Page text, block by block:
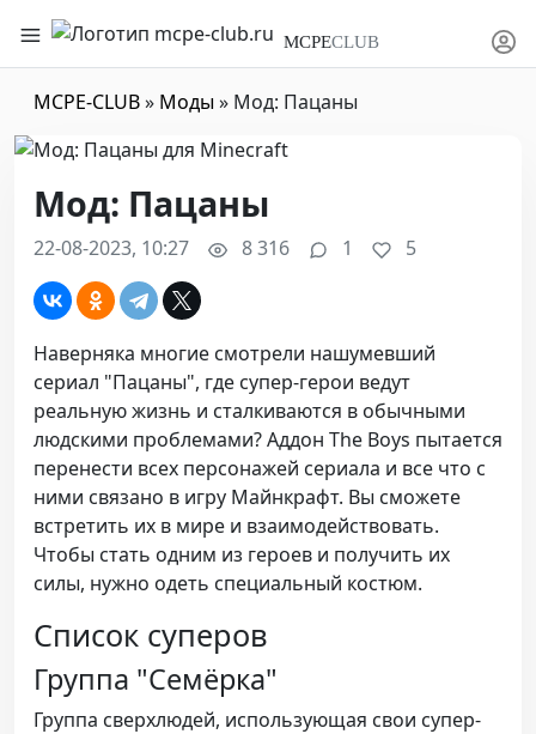
MCPECLUB
MCPE-CLUB» Моды» Мод: Пацаны
Мод: Пацаны
22-08-2023, 10:27 8 316 1 5
Наверняка многие смотрели нашумевший
сериал "Пацаны", где супер-герои ведут
реальную жизнь и сталкиваются в обычными
людскими проблемами? Аддон The Boys пытается
перенести всех персонажей сериала и все что с
ними связано в игру Майнкрафт. Вы сможете
встретить их в мире и взаимодействовать.
Чтобы стать одним из героев и получить их
силы, нужно одеть специальный костюм.
Список суперов
Группа "Семёрка"
Группа сверхлюдей, использующая свои супер-